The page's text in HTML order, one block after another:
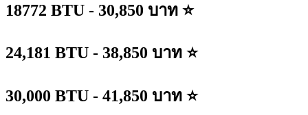
18772 BTU - 30,850 บาท ⭐
24,181 BTU - 38,850 บาท ⭐
30,000 BTU - 41,850 บาท ⭐